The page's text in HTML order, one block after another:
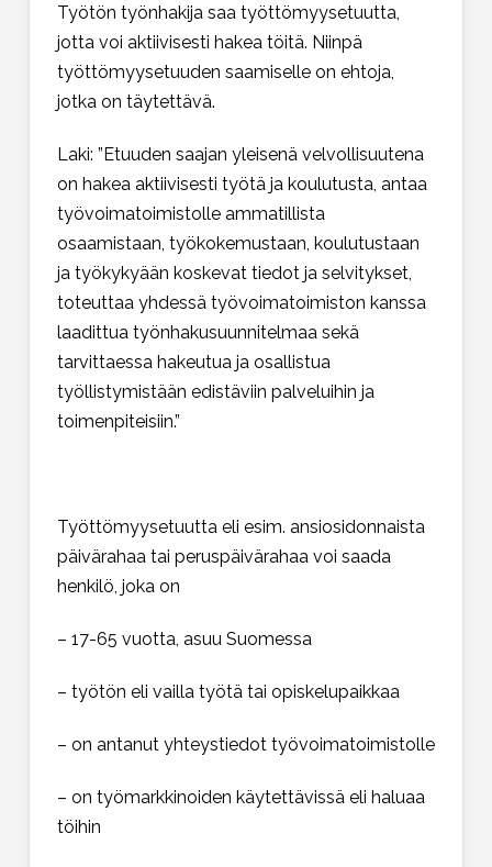
Työtön työnhakija saa työttömyysetuutta,
jotta voi aktiivisesti hakea töitä. Niinpä
työttömyysetuuden saamiselle on ehtoja,
jotka on täytettävä.
Laki: ”Etuuden saajan yleisenä velvollisuutena
on hakea aktiivisesti työtä ja koulutusta, antaa
työvoimatoimistolle ammatillista
osaamistaan, työkokemustaan, koulutustaan
ja työkykyään koskevat tiedot ja selvitykset,
toteuttaa yhdessä työvoimatoimiston kanssa
laadittua työnhakusuunnitelmaa sekä
tarvittaessa hakeutua ja osallistua
työllistymistään edistäviin palveluihin ja
toimenpiteisiin.”
Työttömyysetuutta eli esim. ansiosidonnaista
päivärahaa tai peruspäivärahaa voi saada
henkilö, joka on
– 17-65 vuotta, asuu Suomessa
– työtön eli vailla työtä tai opiskelupaikkaa
– on antanut yhteystiedot työvoimatoimistolle
– on työmarkkinoiden käytettävissä eli haluaa
töihin